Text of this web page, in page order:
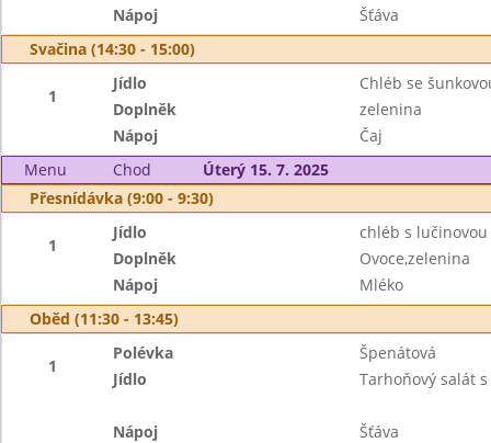
Nápoj
Šťáva
Svačina (14:30 - 15:00)
1
Jídlo
Chléb se
Doplněk
zelenina
Nápoj
Čaj
Menu
Chod
Úterý 15. 7. 2025
Přesnídávka (9:00 - 9:30)
1
Jídlo
chléb s
Doplněk
Ovoce,zelenina
Nápoj
Mléko
Oběd (11:30 - 13:45)
1
Polévka
Špenátová
Jídlo
Tarhoňový salát
Nápoj
Šťáva